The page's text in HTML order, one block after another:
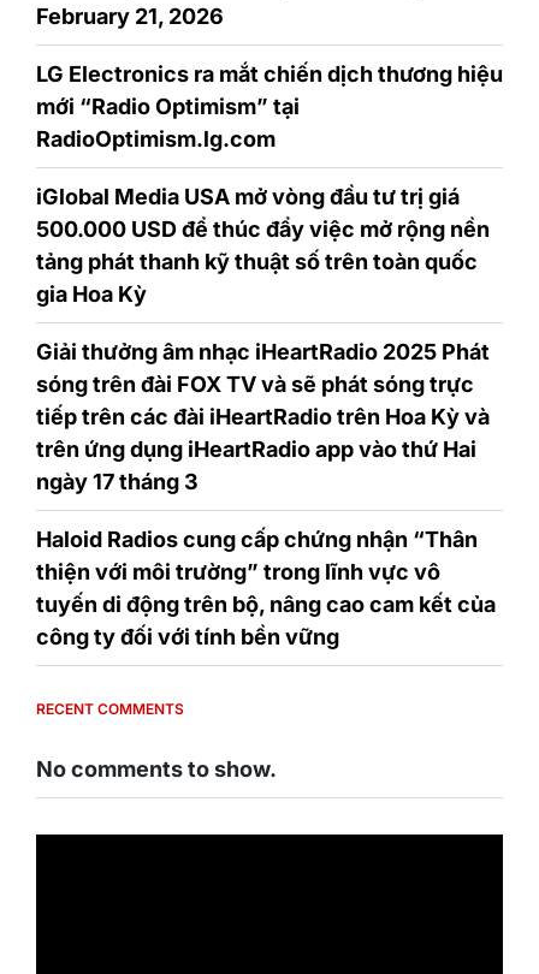
February 21, 2026
LG Electronics ra mắt chiến dịch thương hiệu
mới “Radio Optimism” tại
RadioOptimism.lg.com
iGlobal Media USA mở vòng đầu tư trị giá
500.000 USD để thúc đẩy việc mở rộng nền
tảng phát thanh kỹ thuật số trên toàn quốc
gia Hoa Kỳ
Giải thưởng âm nhạc iHeartRadio 2025 Phát
sóng trên đài FOX TV và sẽ phát sóng trực
tiếp trên các đài iHeartRadio trên Hoa Kỳ và
trên ứng dụng iHeartRadio app vào thứ Hai
ngày 17 tháng 3
Haloid Radios cung cấp chứng nhận “Thân
thiện với môi trường” trong lĩnh vực vô
tuyến di động trên bộ, nâng cao cam kết của
công ty đối với tính bền vững
RECENT COMMENTS
No comments to show.